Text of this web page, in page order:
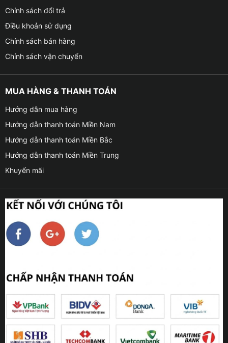
Chính sách đổi trả
Điều khoản sử dụng
Chính sách bán hàng
Chính sách vận chuyển
MUA HÀNG & THANH TOÁN
Hướng dẫn mua hàng
Hướng dẫn thanh toán Miền Nam
Hướng dẫn thanh toán Miền Bắc
Hướng dẫn thanh toán Miền Trung
Khuyến mãi